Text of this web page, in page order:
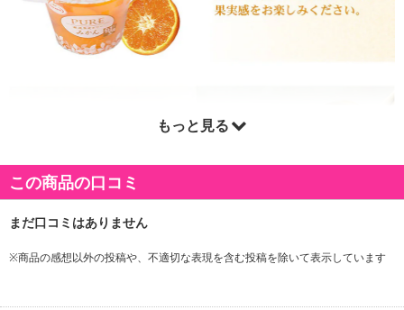
もっと見る
この商品の口コミ
※商品の感想以外の投稿や、不適切な表現を含む投稿を除いて表示しています